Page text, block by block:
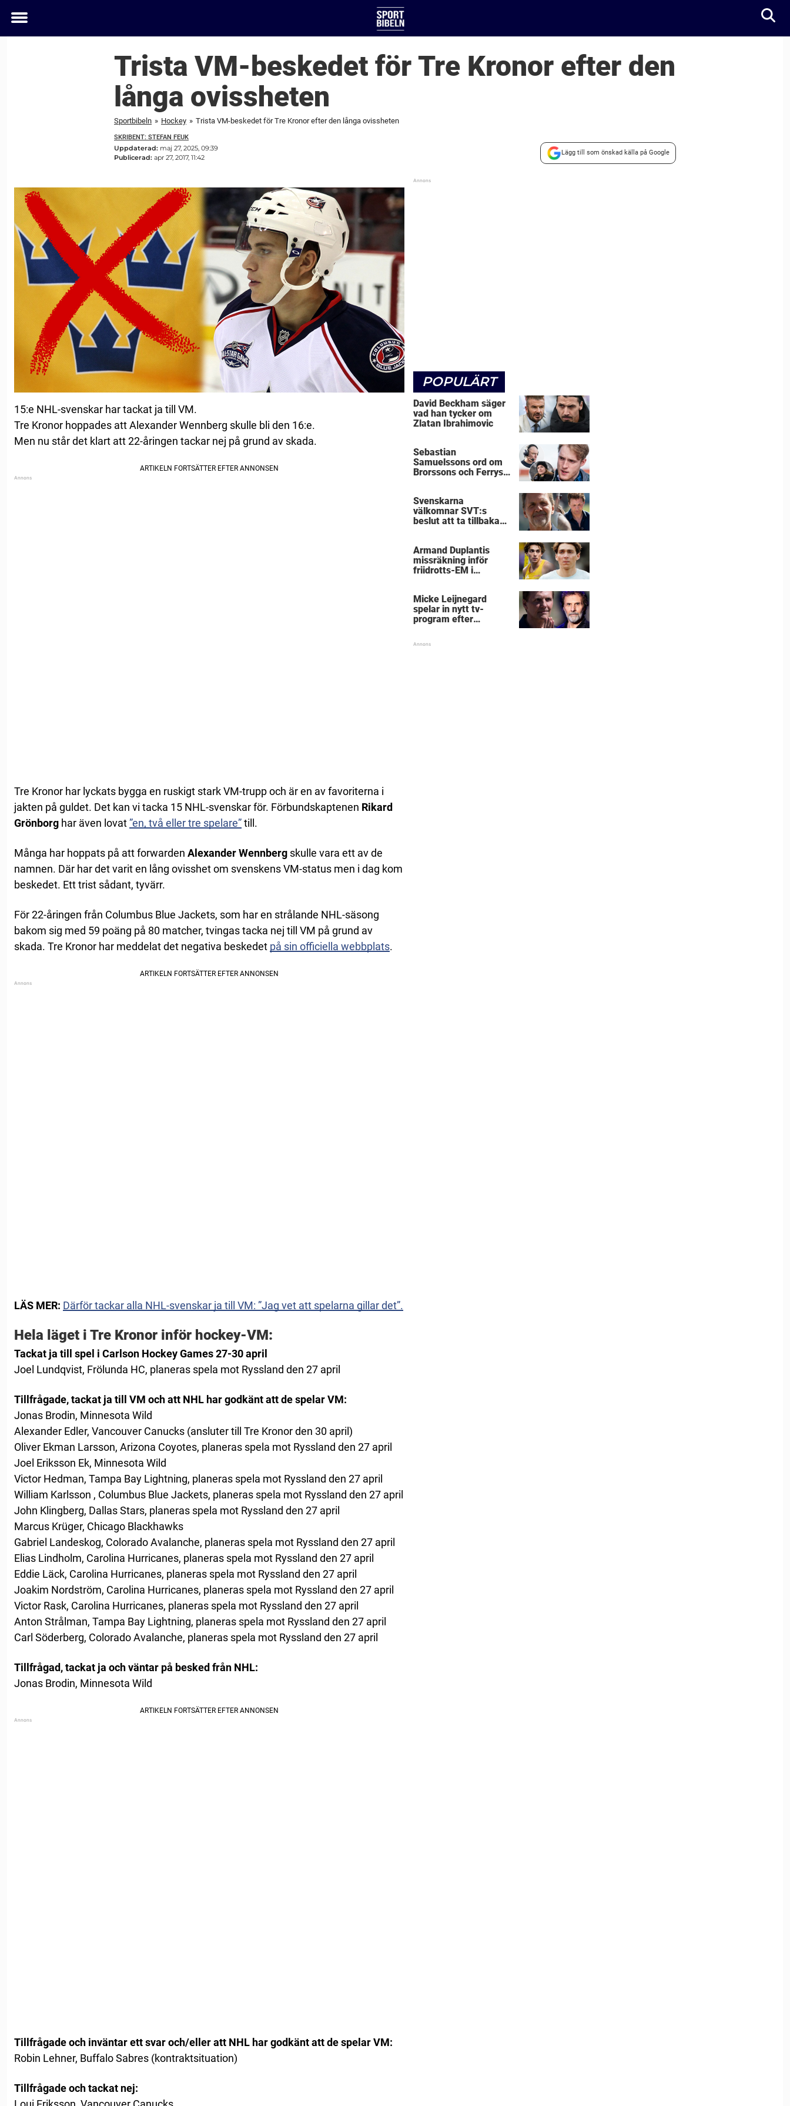
Toggle
Trista VM-beskedet för Tre Kronor efter den
långa ovissheten
Sportbibeln » Hockey » Trista VM-beskedet för Tre Kronor efter den långa ovissheten
SKRIBENT: STEFAN FEUK
Uppdaterad: maj 27, 2025, 09:39
Publicerad: apr 27, 2017, 11:42
Lägg till som önskad källa på Google
15:e NHL-svenskar har tackat ja till VM.
Tre Kronor hoppades att Alexander Wennberg skulle bli den 16:e.
Men nu står det klart att 22-åringen tackar nej på grund av skada.
Tre Kronor har lyckats bygga en ruskigt stark VM-trupp och är en av favoriterna i
jakten på guldet. Det kan vi tacka 15 NHL-svenskar för. Förbundskaptenen Rikard
Grönborg har även lovat”en, två eller tre spelare”till.
Många har hoppats på att forwarden Alexander Wennberg skulle vara ett av de
namnen. Där har det varit en lång ovisshet om svenskens VM-status men i dag kom
beskedet. Ett trist sådant, tyvärr.
För 22-åringen från Columbus Blue Jackets, som har en strålande NHL-säsong
bakom sig med 59 poäng på 80 matcher, tvingas tacka nej till VM på grund av
skada. Tre Kronor har meddelat det negativa beskedet på sin officiella webbplats.
LÄS MER: Därför tackar alla NHL-svenskar ja till VM: ”Jag vet att spelarna gillar det”.
Hela läget i Tre Kronor inför hockey-VM:
Tackat ja till spel i Carlson Hockey Games 27-30 april
Joel Lundqvist, Frölunda HC, planeras spela mot Ryssland den 27 april
Tillfrågade, tackat ja till VM och att NHL har godkänt att de spelar VM:
Jonas Brodin, Minnesota Wild
Alexander Edler, Vancouver Canucks (ansluter till Tre Kronor den 30 april)
Oliver Ekman Larsson, Arizona Coyotes, planeras spela mot Ryssland den 27 april
Joel Eriksson Ek, Minnesota Wild
Victor Hedman, Tampa Bay Lightning, planeras spela mot Ryssland den 27 april
William Karlsson , Columbus Blue Jackets, planeras spela mot Ryssland den 27 april
John Klingberg, Dallas Stars, planeras spela mot Ryssland den 27 april
Marcus Krüger, Chicago Blackhawks
Gabriel Landeskog, Colorado Avalanche, planeras spela mot Ryssland den 27 april
Elias Lindholm, Carolina Hurricanes, planeras spela mot Ryssland den 27 april
Eddie Läck, Carolina Hurricanes, planeras spela mot Ryssland den 27 april
Joakim Nordström, Carolina Hurricanes, planeras spela mot Ryssland den 27 april
Victor Rask, Carolina Hurricanes, planeras spela mot Ryssland den 27 april
Anton Strålman, Tampa Bay Lightning, planeras spela mot Ryssland den 27 april
Carl Söderberg, Colorado Avalanche, planeras spela mot Ryssland den 27 april
Tillfrågad, tackat ja och väntar på besked från NHL:
Jonas Brodin, Minnesota Wild
Tillfrågade och inväntar ett svar och/eller att NHL har godkänt att de spelar VM:
Robin Lehner, Buffalo Sabres (kontraktsituation)
Tillfrågade och tackat nej:
POPULÄRT
David Beckham säger
vad han tycker om
Zlatan Ibrahimovic
Sebastian
Samuelssons ord om
Brorssons och Ferrys
Svenskarna
välkomnar SVT:s
beslut att ta tillbaka
Armand Duplantis
missräkning inför
friidrotts-EM i
Micke Leijnegard
spelar in nytt tv-
program efter